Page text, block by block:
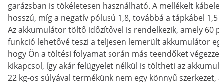
garázsban is tökéletesen használható. A mellékelt
hosszú, míg a negatív pólusú 1,8, továbbá a tápkábel
Az akkumulátor töltő időzítővel is rendelkezik, amely
funkció lehetővé teszi a teljesen lemerült akkumulátor
hogy Ön a töltési folyamat során más teendőket
kikapcsol, így akár felügyelet nélkül is töltheti az
22 kg-os súlyával termékünk nem egy könnyű